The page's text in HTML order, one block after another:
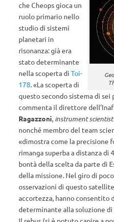
che Cheops gioca un
ruolo primario nello
studio di sistemi
planetari in
risonanza: già era
stato determinante
nella scoperta di Toi-
178. «La scoperta di
questo secondo sistema di sei
commenta il direttore
Ragazzoni, instrument scientist
nonché membro del team
«dimostra come la precisione
rimanga superba a distanza di
bontà della scelta da parte di
della missione. Nel giro di
osservazioni di questo
accortezza, hanno consentito
determinante alla soluzione